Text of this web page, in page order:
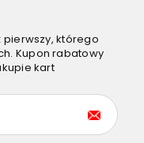
pierwszy, którego
Kupon rabatowy
kart